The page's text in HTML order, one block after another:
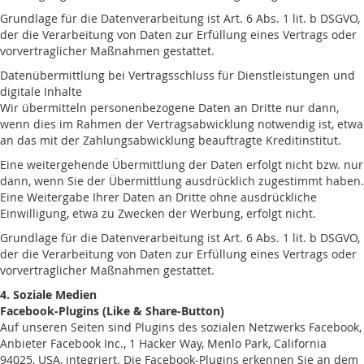
Grundlage für die Datenverarbeitung ist Art. 6 Abs. 1 lit. b DSGVO,
der die Verarbeitung von Daten zur Erfüllung eines Vertrags oder
vorvertraglicher Maßnahmen gestattet.
Datenübermittlung bei Vertragsschluss für Dienstleistungen und
digitale Inhalte
Wir übermitteln personenbezogene Daten an Dritte nur dann,
wenn dies im Rahmen der Vertragsabwicklung notwendig ist, etwa
an das mit der Zahlungsabwicklung beauftragte Kreditinstitut.
Eine weitergehende Übermittlung der Daten erfolgt nicht bzw. nur
dann, wenn Sie der Übermittlung ausdrücklich zugestimmt haben.
Eine Weitergabe Ihrer Daten an Dritte ohne ausdrückliche
Einwilligung, etwa zu Zwecken der Werbung, erfolgt nicht.
Grundlage für die Datenverarbeitung ist Art. 6 Abs. 1 lit. b DSGVO,
der die Verarbeitung von Daten zur Erfüllung eines Vertrags oder
vorvertraglicher Maßnahmen gestattet.
4. Soziale Medien
Facebook-Plugins (Like & Share-Button)
Auf unseren Seiten sind Plugins des sozialen Netzwerks Facebook,
Anbieter Facebook Inc., 1 Hacker Way, Menlo Park, California
94025, USA, integriert. Die Facebook-Plugins erkennen Sie an dem